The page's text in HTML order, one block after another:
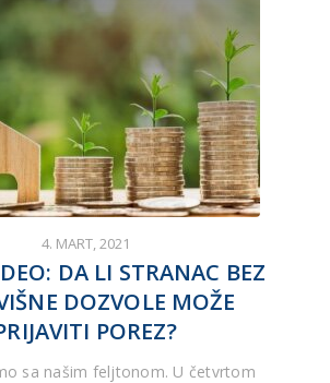
4. MART, 2021
DA LI STRANAC BEZ
DOZVOLE MOŽE
POREZ?
sa našim feljtonom. U četvrtom